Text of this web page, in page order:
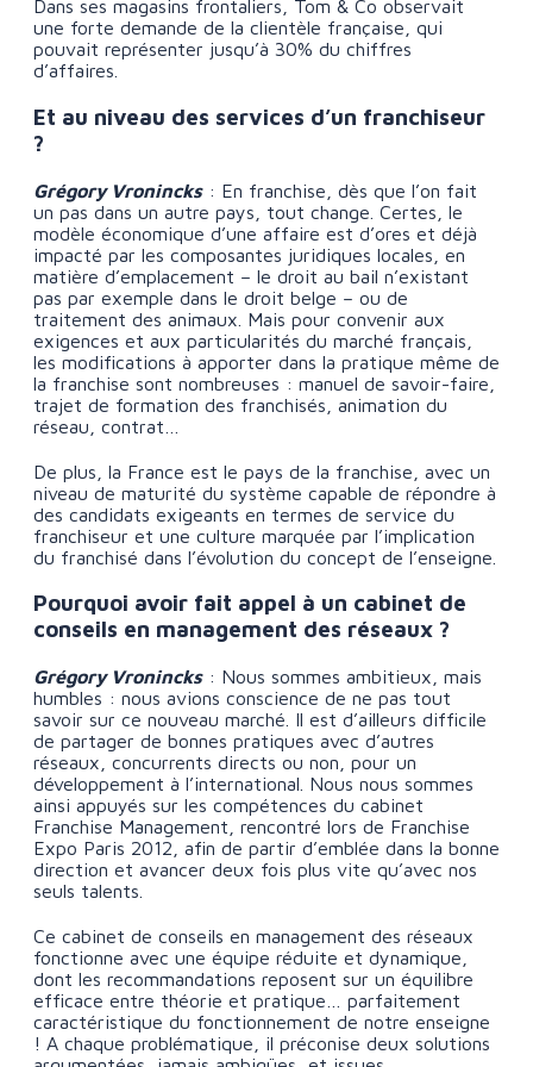
Dans ses magasins frontaliers, Tom & Co observait
une forte demande de la clientèle française, qui
pouvait représenter jusqu’à 30% du chiffres
d’affaires.
Et au niveau des services d’un franchiseur
?
Grégory Vronincks: En franchise, dès que l’on fait
un pas dans un autre pays, tout change. Certes, le
modèle économique d’une affaire est d’ores et déjà
impacté par les composantes juridiques locales, en
matière d’emplacement – le droit au bail n’existant
pas par exemple dans le droit belge – ou de
traitement des animaux. Mais pour convenir aux
exigences et aux particularités du marché français,
les modifications à apporter dans la pratique même de
la franchise sont nombreuses : manuel de savoir-faire,
trajet de formation des franchisés, animation du
réseau, contrat…
De plus, la France est le pays de la franchise, avec un
niveau de maturité du système capable de répondre à
des candidats exigeants en termes de service du
franchiseur et une culture marquée par l’implication
du franchisé dans l’évolution du concept de l’enseigne.
Pourquoi avoir fait appel à un cabinet de
conseils en management des réseaux ?
Grégory Vronincks : Nous sommes ambitieux, mais
humbles : nous avions conscience de ne pas tout
savoir sur ce nouveau marché. Il est d’ailleurs difficile
de partager de bonnes pratiques avec d’autres
réseaux, concurrents directs ou non, pour un
développement à l’international. Nous nous sommes
ainsi appuyés sur les compétences du cabinet
Franchise Management, rencontré lors de Franchise
Expo Paris 2012, afin de partir d’emblée dans la bonne
direction et avancer deux fois plus vite qu’avec nos
seuls talents.
Ce cabinet de conseils en management des réseaux
fonctionne avec une équipe réduite et dynamique,
dont les recommandations reposent sur un équilibre
efficace entre théorie et pratique… parfaitement
caractéristique du fonctionnement de notre enseigne
! A chaque problématique, il préconise deux solutions